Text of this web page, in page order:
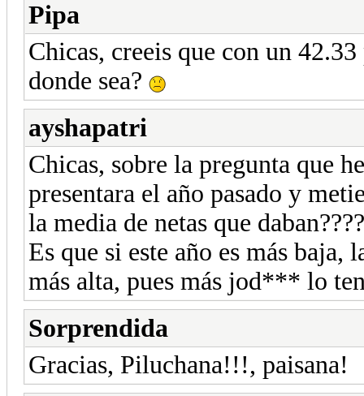
Pipa
Chicas, creeis que con un
donde sea?
ayshapatri
Chicas, sobre la pregunta que
presentara el año pasado y
la media de netas que daban????
Es que si este año es más
más alta, pues más jod*** lo
Sorprendida
Gracias, Piluchana!!!, paisana!